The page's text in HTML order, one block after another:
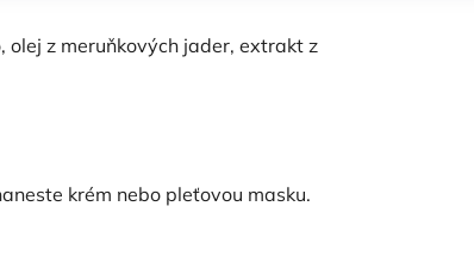
olej z meruňkových jader, extrakt z
krém nebo pleťovou masku.